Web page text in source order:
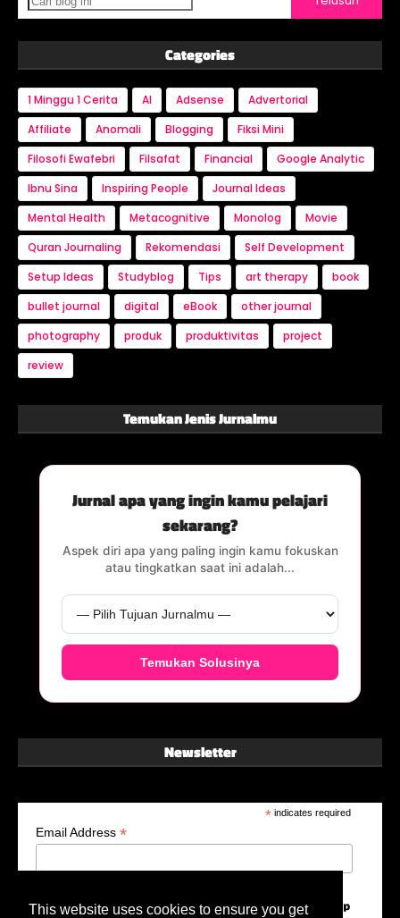
This website uses cookies to ensure you get
Categories
1 Minggu 1 Cerita AI Adsense
Advertorial
Affiliate
Anomali Blogging
Fiksi Mini
Filosofi Ewafebri
Filsafat Financial
Google Analytic
Ibnu Sina
Inspiring People
Journal Ideas
Mental Health
Metacognitive Monolog
Movie
Quran Journaling
Rekomendasi
Self Development
Setup Ideas
Studyblog Tips art therapy
book
bullet journal
digital eBook
other journal
photography
produk produktivitas
project
review
Temukan Jenis Jurnalmu
Jurnal apa yang ingin kamu pelajari
sekarang?
Aspek diri apa yang paling ingin kamu fokuskan
atau tingkatkan saat ini adalah...
Temukan Solusinya
Newsletter
* indicates required
Email Address *